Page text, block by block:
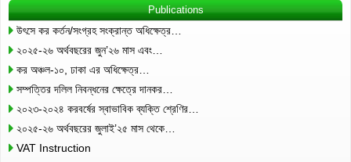
Publications
উৎসে কর কর্তন/সংগ্রহ সংক্রান্ত অধিক্ষেত্র…
২০২৫-২৬ অর্থবছরের জুন’২৬ মাস এবং…
কর অঞ্চল-১০, ঢাকা এর অধিক্ষেত্র…
সম্পত্তির দলিল নিবন্ধনের ক্ষেত্রে দানকর…
২০২৩-২০২৪ করবর্ষের স্বাভাবিক ব্যক্তি শ্রেণির…
২০২৫-২৬ অর্থবছরের জুলাই’২৫ মাস থেকে…
VAT Instruction